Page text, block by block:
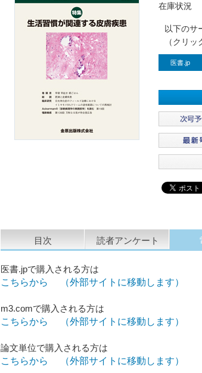
在庫状況
以下のサ
（クリ
医書.jp
目次 読者アンケート
医書.jpで購入される方は
こちらから （外部サイトに移動します）
m3.comで購入される方は
こちらから （外部サイトに移動します）
論文単位で購入される方は
こちらから （外部サイトに移動します）